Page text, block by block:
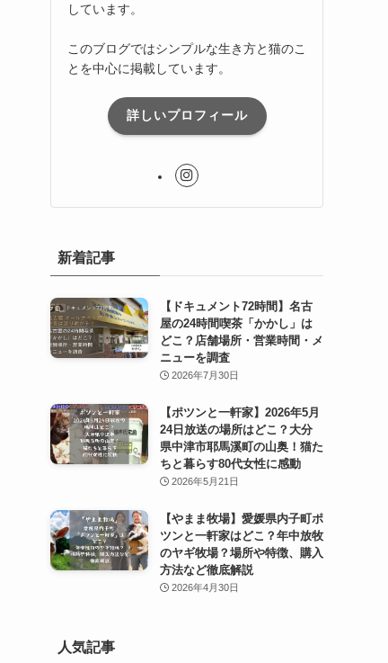
しています。
このブログではシンプルな生き方と猫のこ
とを中心に掲載しています。
詳しいプロフィール
新着記事
【ドキュメント72時間】名古
屋の24時間喫茶「かかし」は
どこ？店舗場所・営業時間・メ
ニューを調査
2026年7月30日
【ポツンと一軒家】2026年5月
24日放送の場所はどこ？大分
県中津市耶馬溪町の山奥！猫た
ちと暮らす80代女性に感動
2026年5月21日
【やまま牧場】愛媛県内子町ポ
ツンと一軒家はどこ？年中放牧
のヤギ牧場？場所や特徴、購入
方法など徹底解説
2026年4月30日
人気記事